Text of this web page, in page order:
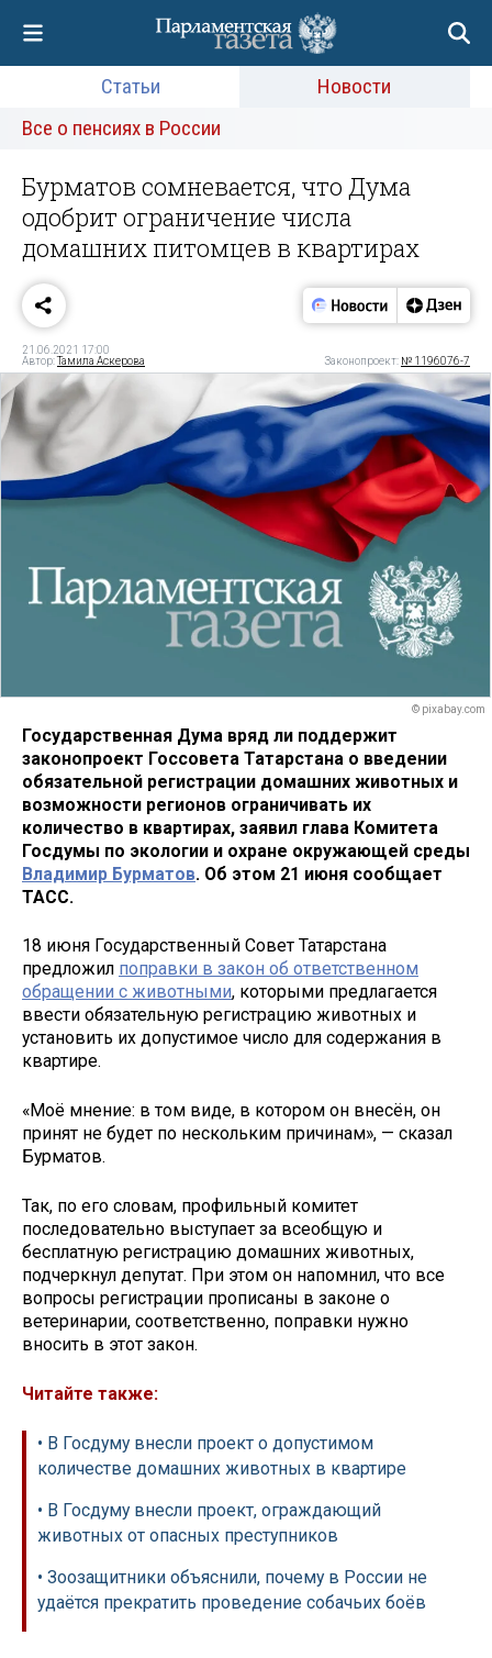
Статьи
Новости
Все о пенсиях в России
Бурматов сомневается, что Дума
одобрит ограничение числа
домашних питомцев в квартирах
21.06.2021 17:00
Автор:Тамила Аскерова Законопроект: № 1196076-7
© pixabay.com
Государственная Дума вряд ли поддержит
законопроект Госсовета Татарстана о введении
обязательной регистрации домашних животных и
возможности регионов ограничивать их
количество в квартирах, заявил глава Комитета
Госдумы по экологии и охране окружающей среды
Владимир Бурматов. Об этом 21 июня сообщает
ТАСС.
18 июня Государственный Совет Татарстана
предложил поправки в закон об ответственном
обращении с животными, которыми предлагается
ввести обязательную регистрацию животных и
установить их допустимое число для содержания в
квартире.
«Моё мнение: в том виде, в котором он внесён, он
принят не будет по нескольким причинам», — сказал
Бурматов.
Так, по его словам, профильный комитет
последовательно выступает за всеобщую и
бесплатную регистрацию домашних животных,
подчеркнул депутат. При этом он напомнил, что все
вопросы регистрации прописаны в законе о
ветеринарии, соответственно, поправки нужно
вносить в этот закон.
Читайте также:
• В Госдуму внесли проект о допустимом
количестве домашних животных в квартире
• В Госдуму внесли проект, ограждающий
животных от опасных преступников
• Зоозащитники объяснили, почему в России не
удаётся прекратить проведение собачьих боёв